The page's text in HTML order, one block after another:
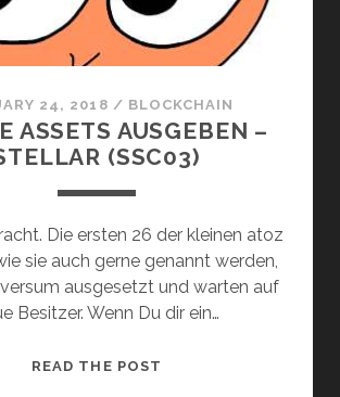
24, 2018 / BLOCKCHAIN
ASSETS AUSGEBEN –
(SSC03)
Die ersten 26 der kleinen atoz
sie auch gerne genannt werden,
ausgesetzt und warten auf
Besitzer. Wenn Du dir ein…
READ THE POST